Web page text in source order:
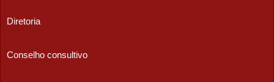
Diretoria
Conselho consultivo